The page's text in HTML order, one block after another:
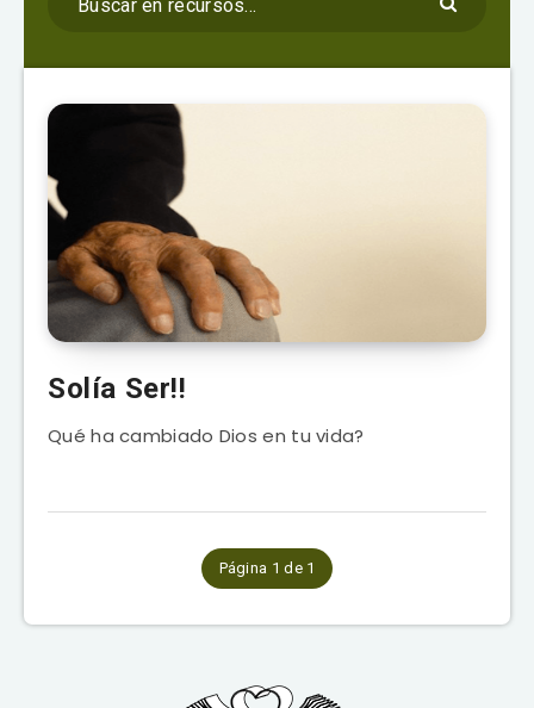
Solía Ser!!
Qué ha cambiado Dios en tu vida?
Página 1 de 1